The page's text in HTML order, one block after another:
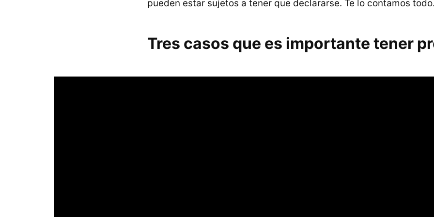
pueden estar sujetos a tener que declararse. Te lo contamos todo.
Tres casos que es importante tener